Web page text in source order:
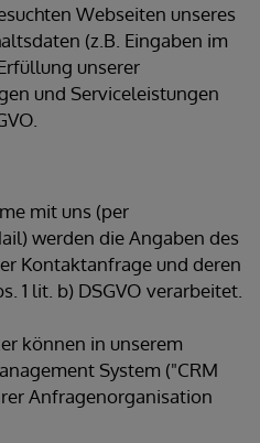
Webseiten unseres
(z.B. Eingaben im
unserer
und Serviceleistungen
mit uns (per
werden die Angaben des
Kontaktanfrage und deren
1 lit. b) DSGVO verarbeitet.
können in unserem
System ("CRM
Anfragenorganisation